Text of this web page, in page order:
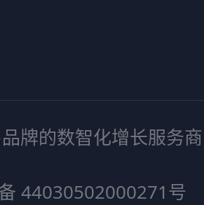
牌的数智化增长服务商
44030502000271号